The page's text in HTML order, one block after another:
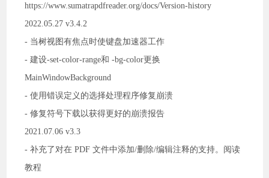
https://www.sumatrapdfreader.org/docs/Version-history
2022.05.27 v3.4.2
- 当树视图有焦点时使键盘加速器工作
- 建设-set-color-range和 -bg-color更换
MainWindowBackground
- 使用错误定义的选择处理程序修复崩溃
- 修复符号下载以获得更好的崩溃报告
2021.07.06 v3.3
- 补充了对在 PDF 文件中添加/删除/编辑注释的支持。阅读
教程